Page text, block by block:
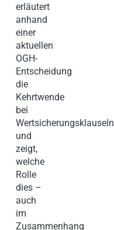
erläutert
anhand
einer
aktuellen
OGH-
Entscheidung
die
Kehrtwende
bei
Wertsicherungsklauseln
und
zeigt,
welche
Rolle
dies –
auch
im
Zusammenhang